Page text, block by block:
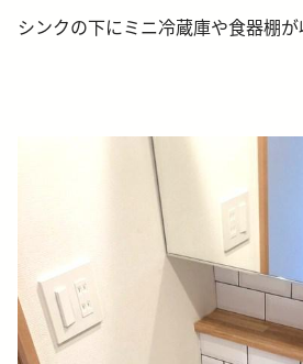
シンクの下にミニ冷蔵庫や食器棚が